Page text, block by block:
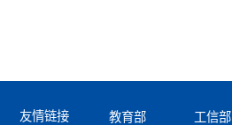
友情链接 教育部 工信部